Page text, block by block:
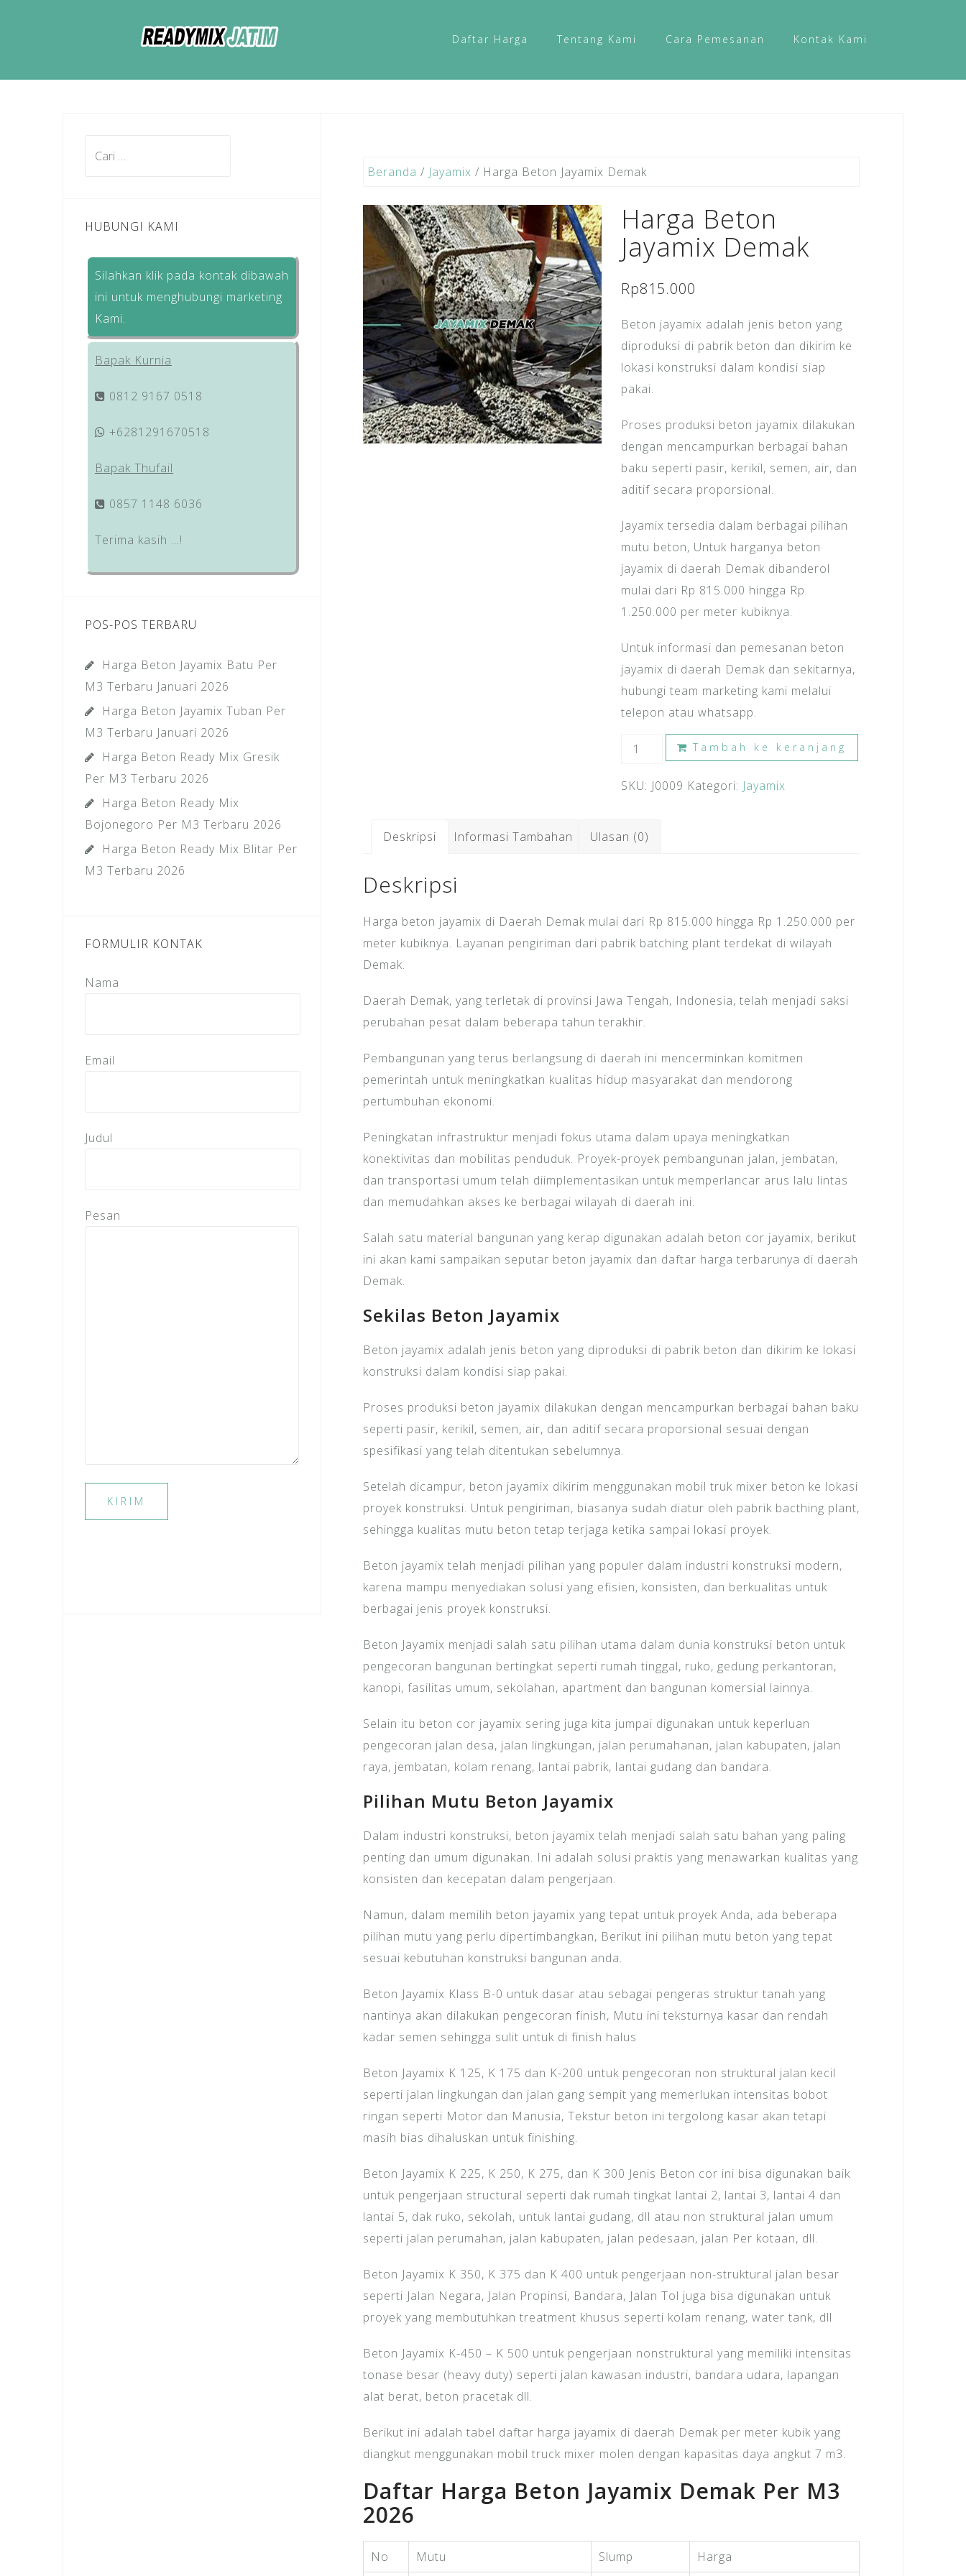
Daftar Harga Tentang Kami Cara Pemesanan Kontak Kami
Beranda / Jayamix / Harga Beton Jayamix Demak
Harga Beton
Jayamix Demak
Rp815.000
Beton jayamix adalah jenis beton yang
diproduksi di pabrik beton dan dikirim ke
lokasi konstruksi dalam kondisi siap
pakai.
Proses produksi beton jayamix dilakukan
dengan mencampurkan berbagai bahan
baku seperti pasir, kerikil, semen, air, dan
aditif secara proporsional.
Jayamix tersedia dalam berbagai pilihan
mutu beton, Untuk harganya beton
jayamix di daerah Demak dibanderol
mulai dari Rp 815.000 hingga Rp
1.250.000 per meter kubiknya.
Untuk informasi dan pemesanan beton
jayamix di daerah Demak dan sekitarnya,
hubungi team marketing kami melalui
telepon atau whatsapp.
Kuantitas
Beton
Demak
Tambah ke keranjang
SKU: J0009 Kategori: Jayamix
Deskripsi Informasi Tambahan Ulasan (0)
Deskripsi
Harga beton jayamix di Daerah Demak mulai dari Rp 815.000 hingga Rp 1.250.000 per
meter kubiknya. Layanan pengiriman dari pabrik batching plant terdekat di wilayah
Demak.
Daerah Demak, yang terletak di provinsi Jawa Tengah, Indonesia, telah menjadi saksi
perubahan pesat dalam beberapa tahun terakhir.
Pembangunan yang terus berlangsung di daerah ini mencerminkan komitmen
pemerintah untuk meningkatkan kualitas hidup masyarakat dan mendorong
pertumbuhan ekonomi.
Peningkatan infrastruktur menjadi fokus utama dalam upaya meningkatkan
konektivitas dan mobilitas penduduk. Proyek-proyek pembangunan jalan, jembatan,
dan transportasi umum telah diimplementasikan untuk memperlancar arus lalu lintas
dan memudahkan akses ke berbagai wilayah di daerah ini.
Salah satu material bangunan yang kerap digunakan adalah beton cor jayamix, berikut
ini akan kami sampaikan seputar beton jayamix dan daftar harga terbarunya di daerah
Demak.
Sekilas Beton Jayamix
Beton jayamix adalah jenis beton yang diproduksi di pabrik beton dan dikirim ke lokasi
konstruksi dalam kondisi siap pakai.
Proses produksi beton jayamix dilakukan dengan mencampurkan berbagai bahan baku
seperti pasir, kerikil, semen, air, dan aditif secara proporsional sesuai dengan
spesifikasi yang telah ditentukan sebelumnya.
Setelah dicampur, beton jayamix dikirim menggunakan mobil truk mixer beton ke lokasi
proyek konstruksi. Untuk pengiriman, biasanya sudah diatur oleh pabrik bacthing plant,
sehingga kualitas mutu beton tetap terjaga ketika sampai lokasi proyek.
Beton jayamix telah menjadi pilihan yang populer dalam industri konstruksi modern,
karena mampu menyediakan solusi yang efisien, konsisten, dan berkualitas untuk
berbagai jenis proyek konstruksi.
Beton Jayamix menjadi salah satu pilihan utama dalam dunia konstruksi beton untuk
pengecoran bangunan bertingkat seperti rumah tinggal, ruko, gedung perkantoran,
kanopi, fasilitas umum, sekolahan, apartment dan bangunan komersial lainnya.
Selain itu beton cor jayamix sering juga kita jumpai digunakan untuk keperluan
pengecoran jalan desa, jalan lingkungan, jalan perumahanan, jalan kabupaten, jalan
raya, jembatan, kolam renang, lantai pabrik, lantai gudang dan bandara.
Pilihan Mutu Beton Jayamix
Dalam industri konstruksi, beton jayamix telah menjadi salah satu bahan yang paling
penting dan umum digunakan. Ini adalah solusi praktis yang menawarkan kualitas yang
konsisten dan kecepatan dalam pengerjaan.
Namun, dalam memilih beton jayamix yang tepat untuk proyek Anda, ada beberapa
pilihan mutu yang perlu dipertimbangkan, Berikut ini pilihan mutu beton yang tepat
sesuai kebutuhan konstruksi bangunan anda.
Beton Jayamix Klass B-0 untuk dasar atau sebagai pengeras struktur tanah yang
nantinya akan dilakukan pengecoran finish, Mutu ini teksturnya kasar dan rendah
kadar semen sehingga sulit untuk di finish halus
Beton Jayamix K 125, K 175 dan K-200 untuk pengecoran non struktural jalan kecil
seperti jalan lingkungan dan jalan gang sempit yang memerlukan intensitas bobot
ringan seperti Motor dan Manusia, Tekstur beton ini tergolong kasar akan tetapi
masih bias dihaluskan untuk finishing.
Beton Jayamix K 225, K 250, K 275, dan K 300 Jenis Beton cor ini bisa digunakan baik
untuk pengerjaan structural seperti dak rumah tingkat lantai 2, lantai 3, lantai 4 dan
lantai 5, dak ruko, sekolah, untuk lantai gudang, dll atau non struktural jalan umum
seperti jalan perumahan, jalan kabupaten, jalan pedesaan, jalan Per kotaan, dll.
Beton Jayamix K 350, K 375 dan K 400 untuk pengerjaan non-struktural jalan besar
seperti Jalan Negara, Jalan Propinsi, Bandara, Jalan Tol juga bisa digunakan untuk
proyek yang membutuhkan treatment khusus seperti kolam renang, water tank, dll
Beton Jayamix K-450 – K 500 untuk pengerjaan nonstruktural yang memiliki intensitas
tonase besar (heavy duty) seperti jalan kawasan industri, bandara udara, lapangan
alat berat, beton pracetak dll.
Berikut ini adalah tabel daftar harga jayamix di daerah Demak per meter kubik yang
diangkut menggunakan mobil truck mixer molen dengan kapasitas daya angkut 7 m3.
Daftar Harga Beton Jayamix Demak Per M3
2026
No Mutu Slump Harga
HUBUNGI KAMI
Silahkan klik pada kontak dibawah
ini untuk menghubungi marketing
Kami.
Bapak Kurnia
0812 9167 0518
+6281291670518
Bapak Thufail
0857 1148 6036
Terima kasih …!
POS-POS TERBARU
Harga Beton Jayamix Batu Per
M3 Terbaru Januari 2026
Harga Beton Jayamix Tuban Per
M3 Terbaru Januari 2026
Harga Beton Ready Mix Gresik
Per M3 Terbaru 2026
Harga Beton Ready Mix
Bojonegoro Per M3 Terbaru 2026
Harga Beton Ready Mix Blitar Per
M3 Terbaru 2026
FORMULIR KONTAK
Nama
Email
Judul
Pesan